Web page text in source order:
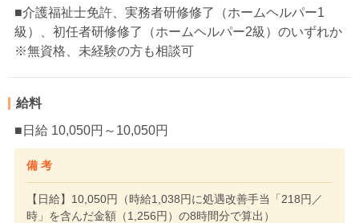
■介護福祉士免許、実務者研修修了（ホームヘルパー1
級）、初任者研修修了（ホームヘルパー2級）のいずれか
※無資格、未経験の方も相談可
給料
■日給 10,050円～10,050円
備 考
【日給】10,050円（時給1,038円に処遇改善手当「218円／
時」を含んだ金額（1,256円）の8時間分で算出）